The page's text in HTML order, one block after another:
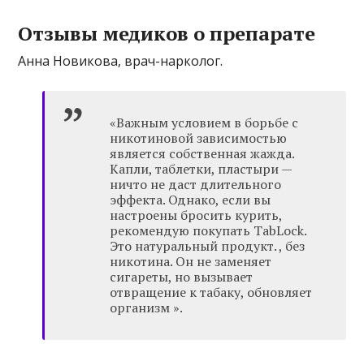
Отзывы медиков о препарате
Анна Новикова, врач-нарколог.
«Важным условием в борьбе с
никотиновой зависимостью
является собственная жажда.
Капли, таблетки, пластыри —
ничто не даст длительного
эффекта. Однако, если вы
настроены бросить курить,
рекомендую покупать TabLock.
Это натуральный продукт. , без
никотина. Он не заменяет
сигареты, но вызывает
отвращение к табаку, обновляет
организм ».